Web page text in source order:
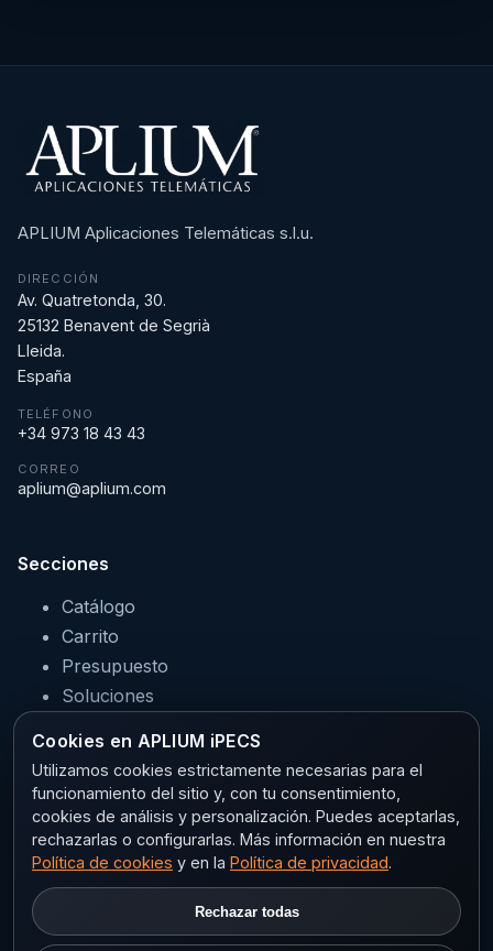
APLIUM Aplicaciones Telemáticas s.l.u.
DIRECCIÓN
Av. Quatretonda, 30.
25132 Benavent de Segrià
Lleida.
España
TELÉFONO
+34 973 18 43 43
CORREO
aplium@aplium.com
Secciones
Catálogo
Carrito
Presupuesto
Soluciones
Sectores
Legal
Aviso legal
Cookies en APLIUM iPECS
Utilizamos cookies estrictamente necesarias para el
funcionamiento del sitio y, con tu consentimiento,
cookies de análisis y personalización. Puedes aceptarlas,
rechazarlas o configurarlas. Más información en nuestra
Política de cookies y en la Política de privacidad.
Rechazar todas